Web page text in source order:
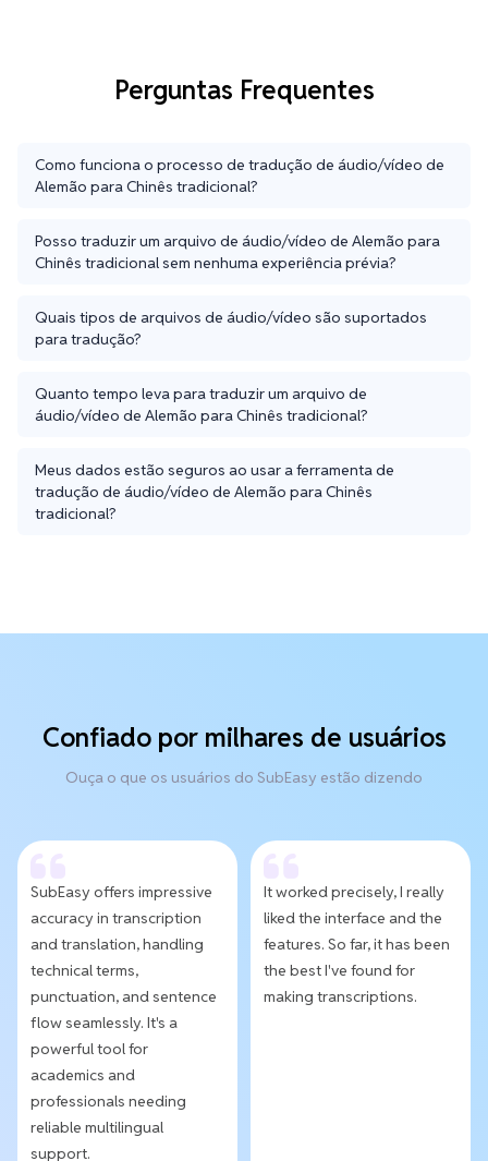
Perguntas Frequentes
Como funciona o processo de tradução de áudio/vídeo de
Alemão para Chinês tradicional?
Posso traduzir um arquivo de áudio/vídeo de Alemão para
Chinês tradicional sem nenhuma experiência prévia?
Quais tipos de arquivos de áudio/vídeo são suportados
para tradução?
Quanto tempo leva para traduzir um arquivo de
áudio/vídeo de Alemão para Chinês tradicional?
Meus dados estão seguros ao usar a ferramenta de
tradução de áudio/vídeo de Alemão para Chinês
tradicional?
Confiado por milhares de usuários
Ouça o que os usuários do SubEasy estão dizendo
SubEasy offers impressive
accuracy in transcription
and translation, handling
technical terms,
punctuation, and sentence
flow seamlessly. It's a
powerful tool for
academics and
professionals needing
reliable multilingual
support.
It worked precisely, I really
liked the interface and the
features. So far, it has been
the best I've found for
making transcriptions.